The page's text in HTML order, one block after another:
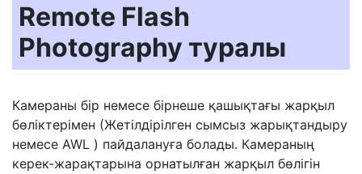
Remote Flash
Photography туралы
Камераны бір немесе бірнеше қашықтағы жарқыл
бөліктерімен (Жетілдірілген сымсыз жарықтандыру
немесе AWL ) пайдалануға болады. Камераның
керек-жарақтарына орнатылған жарқыл бөлігін